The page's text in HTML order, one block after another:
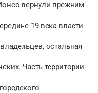
вернули прежним
19 века власти
остальная
Часть территории